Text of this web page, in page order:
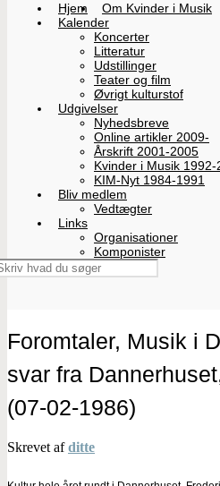
Hjem
Om Kvinder i Musik
Kalender
Koncerter
Litteratur
Udstillinger
Teater og film
Øvrigt kulturstof
Udgivelser
Nyhedsbreve
Online artikler 2009-
Årskrift 2001-2005
Kvinder i Musik 1992-
KIM-Nyt 1984-1991
Bliv medlem
Vedtægter
Links
Organisationer
Komponister
Foromtaler, Musik i
svar fra
(07-02-1986)
Skrevet afditte